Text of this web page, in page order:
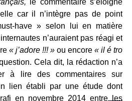
le commentaire s’éloigne
car il n’intègre pas de point
have » selon lui en matière
n’auraient pas réagi et
« j’adore !!! » ou encore« il é tro
Cela dit, la rédaction n’a
à lire des commentaires sur
lien établi par une étude dont
en novembre 2014 entre les